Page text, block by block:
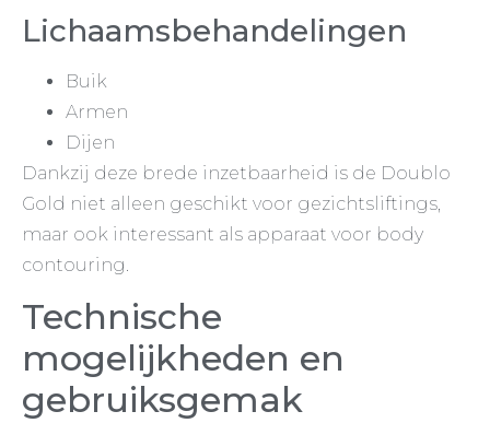
Lichaamsbehandelingen
Buik
Armen
Dijen
Dankzij deze brede inzetbaarheid is de Doublo
Gold niet alleen geschikt voor gezichtsliftings,
maar ook interessant als apparaat voor body
contouring.
Technische
mogelijkheden en
gebruiksgemak